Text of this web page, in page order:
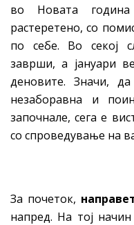
во Новата
растеретено, со
по себе. Во секој
заврши, а јануари
деновите. Значи,
незаборавна и
започнале, сега е
со спроведување на
За почеток,
напред. На тој